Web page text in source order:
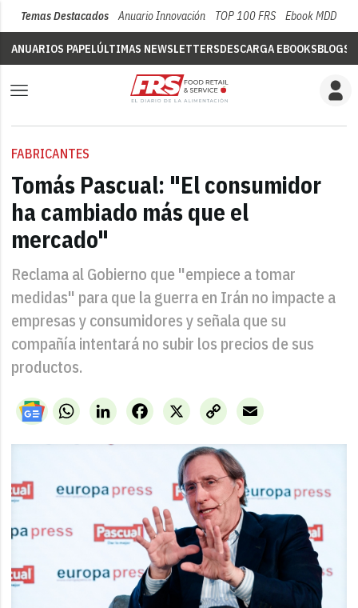
Temas Destacados Anuario Innovación TOP 100 FRS Ebook MDD
ANUARIOS PAPELÚLTIMAS NEWSLETTERSDESCARGA EBOOKSBLOGS
FABRICANTES
Tomás Pascual: "El consumidor
ha cambiado más que el
mercado"
Reclama al Gobierno que "empiece a tomar
medidas" para que la guerra en Irán no impacte a
empresas y consumidores y señala que su
compañía intentará no subir los precios de sus
productos.
WhatsAppLinkedIn X
Facebook
Copy
Link
Email